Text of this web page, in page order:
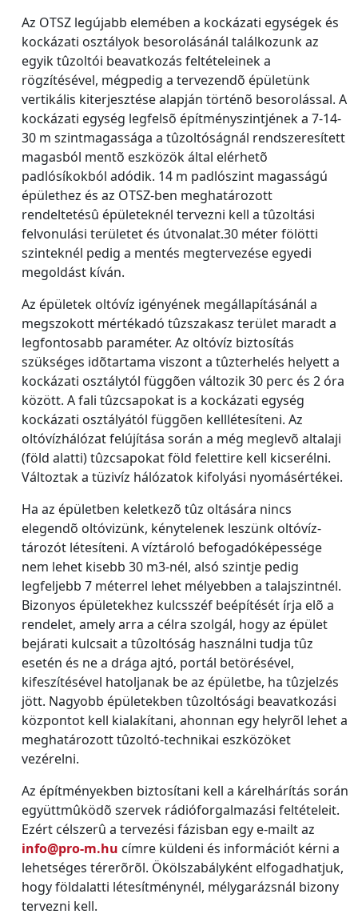
Az OTSZ legújabb elemében a kockázati egységek és
kockázati osztályok besorolásánál találkozunk az
egyik tûzoltói beavatkozás feltételeinek a
rögzítésével, mégpedig a tervezendõ épületünk
vertikális kiterjesztése alapján történõ besorolással. A
kockázati egység legfelsõ építményszintjének a 7-14-
30 m szintmagassága a tûzoltóságnál rendszeresített
magasból mentõ eszközök által elérhetõ
padlósíkokból adódik. 14 m padlószint magasságú
épülethez és az OTSZ-ben meghatározott
rendeltetésû épületeknél tervezni kell a tûzoltási
felvonulási területet és útvonalat.30 méter fölötti
szinteknél pedig a mentés megtervezése egyedi
megoldást kíván.
Az épületek oltóvíz igényének megállapításánál a
megszokott mértékadó tûzszakasz terület maradt a
legfontosabb paraméter. Az oltóvíz biztosítás
szükséges idõtartama viszont a tûzterhelés helyett a
kockázati osztálytól függõen változik 30 perc és 2 óra
között. A fali tûzcsapokat is a kockázati egység
kockázati osztályától függõen kelllétesíteni. Az
oltóvízhálózat felújítása során a még meglevõ altalaji
(föld alatti) tûzcsapokat föld felettire kell kicserélni.
Változtak a tüzivíz hálózatok kifolyási nyomásértékei.
Ha az épületben keletkezõ tûz oltására nincs
elegendõ oltóvizünk, kénytelenek leszünk oltóvíz-
tározót létesíteni. A víztároló befogadóképessége
nem lehet kisebb 30 m3-nél, alsó szintje pedig
legfeljebb 7 méterrel lehet mélyebben a talajszintnél.
Bizonyos épületekhez kulcsszéf beépítését írja elõ a
rendelet, amely arra a célra szolgál, hogy az épület
bejárati kulcsait a tûzoltóság használni tudja tûz
esetén és ne a drága ajtó, portál betörésével,
kifeszítésével hatoljanak be az épületbe, ha tûzjelzés
jött. Nagyobb épületekben tûzoltósági beavatkozási
központot kell kialakítani, ahonnan egy helyrõl lehet a
meghatározott tûzoltó-technikai eszközöket
vezérelni.
Az építményekben biztosítani kell a kárelhárítás során
együttmûködõ szervek rádióforgalmazási feltételeit.
Ezért célszerû a tervezési fázisban egy e-mailt az
info@pro-m.hu címre küldeni és információt kérni a
lehetséges térerõrõl. Ökölszabályként elfogadhatjuk,
hogy földalatti létesítménynél, mélygarázsnál bizony
tervezni kell.